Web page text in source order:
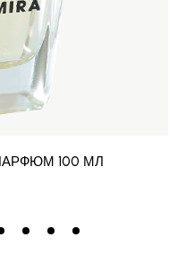
100 МЛ